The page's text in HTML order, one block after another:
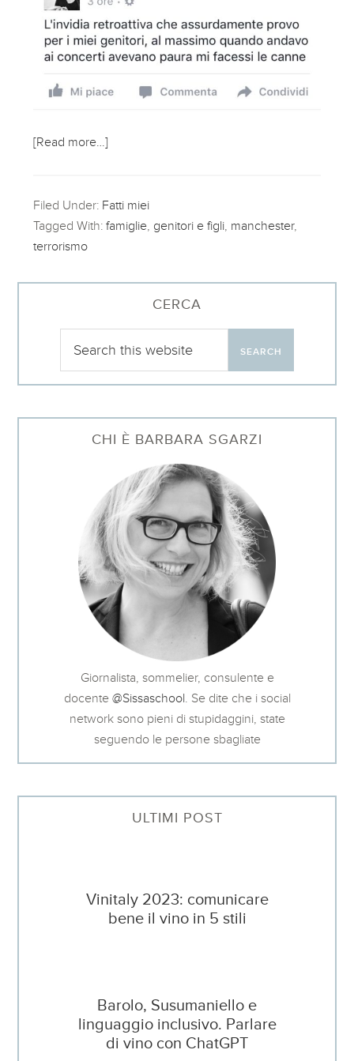
[Read more…]
Filed Under: Fatti miei
Tagged With:famiglie genitori e figli manchester,
terrorismo
CERCA
CHI È BARBARA SGARZI
Giornalista, sommelier, consulente e
docente @Sissaschool. Se dite che i social
network sono pieni di stupidaggini, state
seguendo le persone sbagliate
ULTIMI POST
Vinitaly 2023: comunicare
bene il vino in 5 stili
Barolo, Susumaniello e
linguaggio inclusivo. Parlare
di vino con ChatGPT